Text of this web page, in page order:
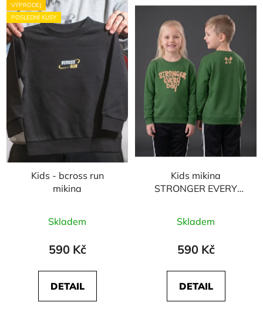
VÝPRODEJ
POSLEDNÍ KUSY
Kids - bcross run
mikina
Skladem
590 Kč
DETAIL
Kids mikina
STRONGER EVERY
Skladem
590 Kč
DETAIL